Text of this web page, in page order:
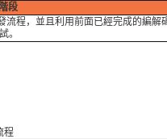
段
程，並且利用前面已經完成的編解
。
程